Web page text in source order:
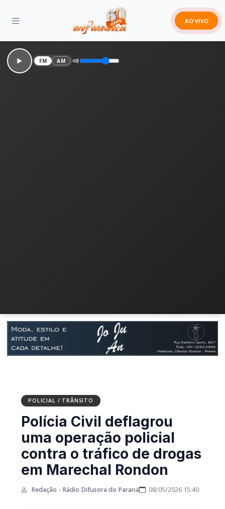
AO VIVO
FM AM
POLICIAL / TRÂNSITO
Polícia Civil deflagrou
uma operação policial
contra o tráfico de drogas
em Marechal Rondon
Redação - Rádio Difusora do Paraná 08/05/2026 15:40